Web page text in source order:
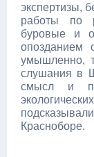
экспертизы,
работы по
буровые и
опозданием
умышленно,
слушания в
смысл и
Красноборе.